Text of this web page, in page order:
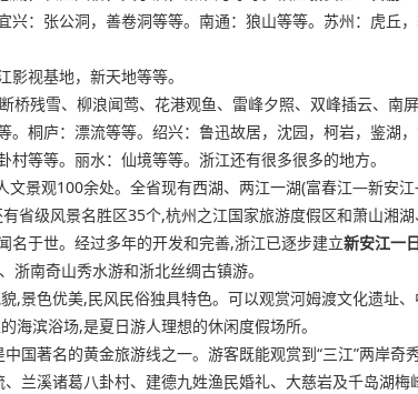
：张公洞，善卷洞等等。南通：狼山等等。苏州：虎丘
视基地，新天地等等。
残雪、柳浪闻莺、花港观鱼、雷峰夕照、双峰插云、南屏
桐庐：漂流等等。绍兴：鲁迅故居，沈园，柯岩，鉴湖，
等等。丽水：仙境等等。浙江还有很多很多的地方。
景观100余处。全省现有西湖、两江一湖(富春江—新安江
省级风景名胜区35个,杭州之江国家旅游度假区和萧山湘
于世。经过多年的开发和完善,浙江已逐步建立新安江一
南奇山秀水游和浙北丝绸古镇游。
色优美,民风民俗独具特色。可以观赏河姆渡文化遗址、
滨浴场,是夏日游人理想的休闲度假场所。
著名的黄金旅游线之一。游客既能观赏到“三江”两岸奇
兰溪诸葛八卦村、建德九姓渔民婚礼、大慈岩及千岛湖梅